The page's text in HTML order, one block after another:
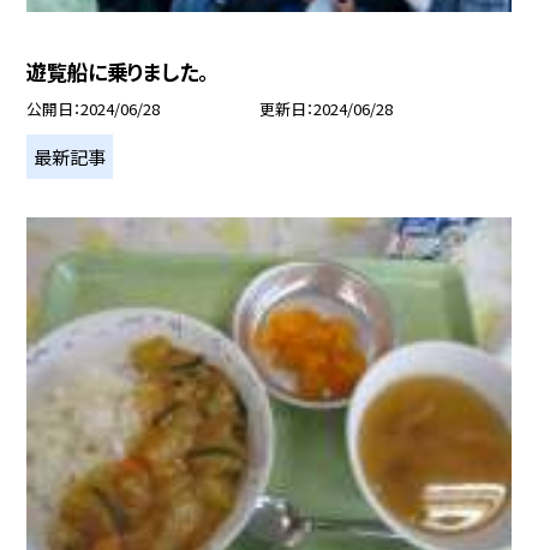
遊覧船に乗りました。
公開日 2024/06/28 更新日 2024/06/28
最新記事